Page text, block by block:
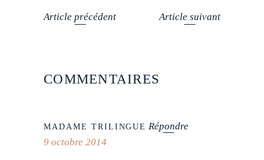
Article précédent Article suivant
COMMENTAIRES
MADAME TRILINGUE Répondre
9 octobre 2014